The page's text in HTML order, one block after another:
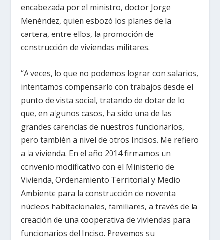
encabezada por el ministro, doctor Jorge
Menéndez, quien esbozó los planes de la
cartera, entre ellos, la promoción de
construcción de viviendas militares.
“A veces, lo que no podemos lograr con salarios,
intentamos compensarlo con trabajos desde el
punto de vista social, tratando de dotar de lo
que, en algunos casos, ha sido una de las
grandes carencias de nuestros funcionarios,
pero también a nivel de otros Incisos. Me refiero
a la vivienda. En el año 2014 firmamos un
convenio modificativo con el Ministerio de
Vivienda, Ordenamiento Territorial y Medio
Ambiente para la construcción de noventa
núcleos habitacionales, familiares, a través de la
creación de una cooperativa de viviendas para
funcionarios del Inciso. Prevemos su